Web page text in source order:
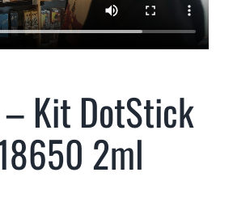
Kit DotStick
2ml